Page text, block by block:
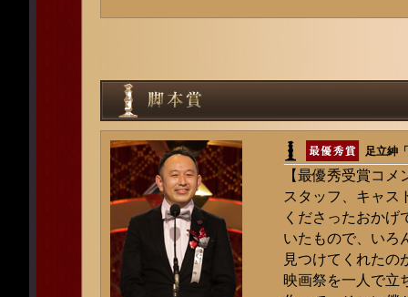
足立紳
【最優秀受賞コメ
スタッフ、キャス
くださったおかげ
いたもので、いろ
見つけてくれたの
映画祭を一人で立